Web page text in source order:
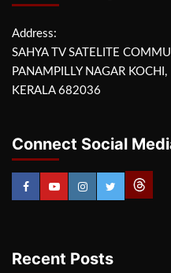
Address:
SAHYA TV SATELITE
PANAMPILLY NAGAR KOCHI,
KERALA 682036
Connect Social
Recent Posts